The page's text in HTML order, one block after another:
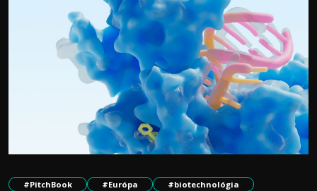
#PitchBook #Európa
#biotechnológia